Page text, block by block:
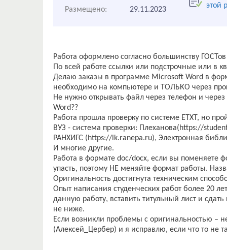
этой
Размещено: 29.11.2023
Работа оформлено согласно большинству ГОСТов
По всей работе ссылки или подстрочные или в
Делаю заказы в программе Microsoft Word в
необходимо на компьютере и ТОЛЬКО через
Не нужно открывать файл через телефон и
Word??
Работа прошла проверку по системе ЕТХТ, но
ВУЗ - система проверки: Плеханова(https://
РАНХИГС (https://lk.ranepa.ru), Электронная
И многие другие.
Работа в формате doc/docx, если вы поменяете
упасть, поэтому НЕ меняйте формат работы.
Оригинальность достигнута техническим
Опыт написания студенческих работ более 20
данную работу, вставить титульный лист и
не ниже.
Если возникли проблемы с оригинальностью –
(Алексей_Цербер) и я исправлю, если что то не